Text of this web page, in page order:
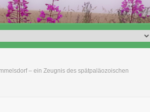
– ein Zeugnis des spätpaläozoischen